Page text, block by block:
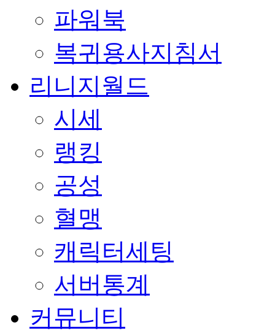
파워북
복귀용사지침서
리니지월드
시세
랭킹
공성
혈맹
캐릭터세팅
서버통계
커뮤니티